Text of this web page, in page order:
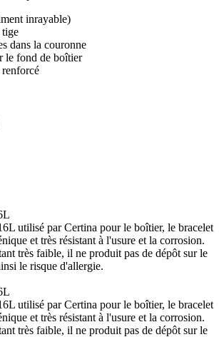
inrayable)
tige
dans la couronne
le fond de boîtier
utilisé par Certina pour le boîtier, le bracelet
et très résistant à l'usure et la corrosion.
très faible, il ne produit pas de dépôt sur le
le risque d'allergie.
utilisé par Certina pour le boîtier, le bracelet
et très résistant à l'usure et la corrosion.
très faible, il ne produit pas de dépôt sur le